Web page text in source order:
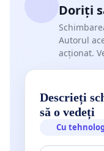
Doriți
Autorul
acționat.
Descrieți
să o vedeți
Cu